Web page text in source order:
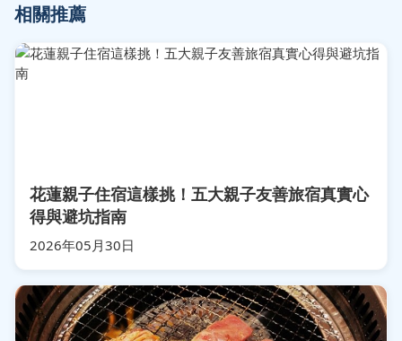
相關推薦
花蓮親子住宿這樣挑！五大親子友善旅宿真實心
得與避坑指南
2026年05月30日